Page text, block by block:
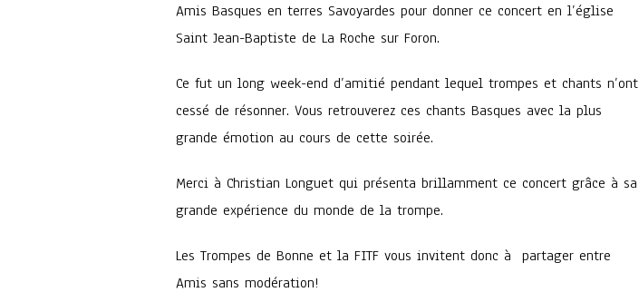
Amis Basques en terres Savoyardes pour donner ce concert en l’église
Saint Jean-Baptiste de La Roche sur Foron.
Ce fut un long week-end d’amitié pendant lequel trompes et chants n’ont
cessé de résonner. Vous retrouverez ces chants Basques avec la plus
grande émotion au cours de cette soirée.
Merci à Christian Longuet qui présenta brillamment ce concert grâce à sa
grande expérience du monde de la trompe.
Les Trompes de Bonne et la FITF vous invitent donc à partager entre
Amis sans modération!